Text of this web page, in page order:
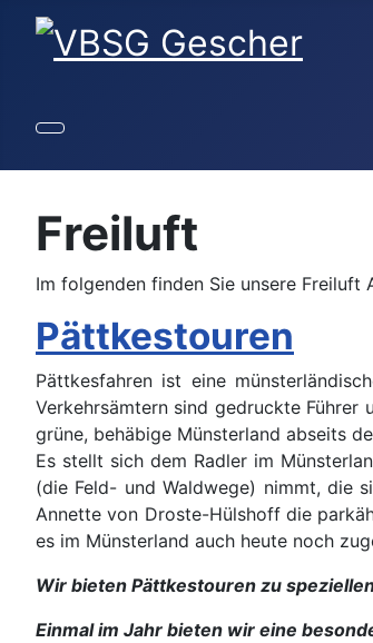
Freiluft
Im folgenden finden Sie unsere
Pättkestouren
Pättkesfahren ist eine
Verkehrsämtern sind gedruckte
grüne, behäbige Münsterland abseits
Es stellt sich dem Radler im
(die Feld- und Waldwege) nimmt, die
Annette von Droste-Hülshoff die
es im Münsterland auch heute noch
Wir bieten Pättkestouren zu
Einmal im Jahr bieten wir eine